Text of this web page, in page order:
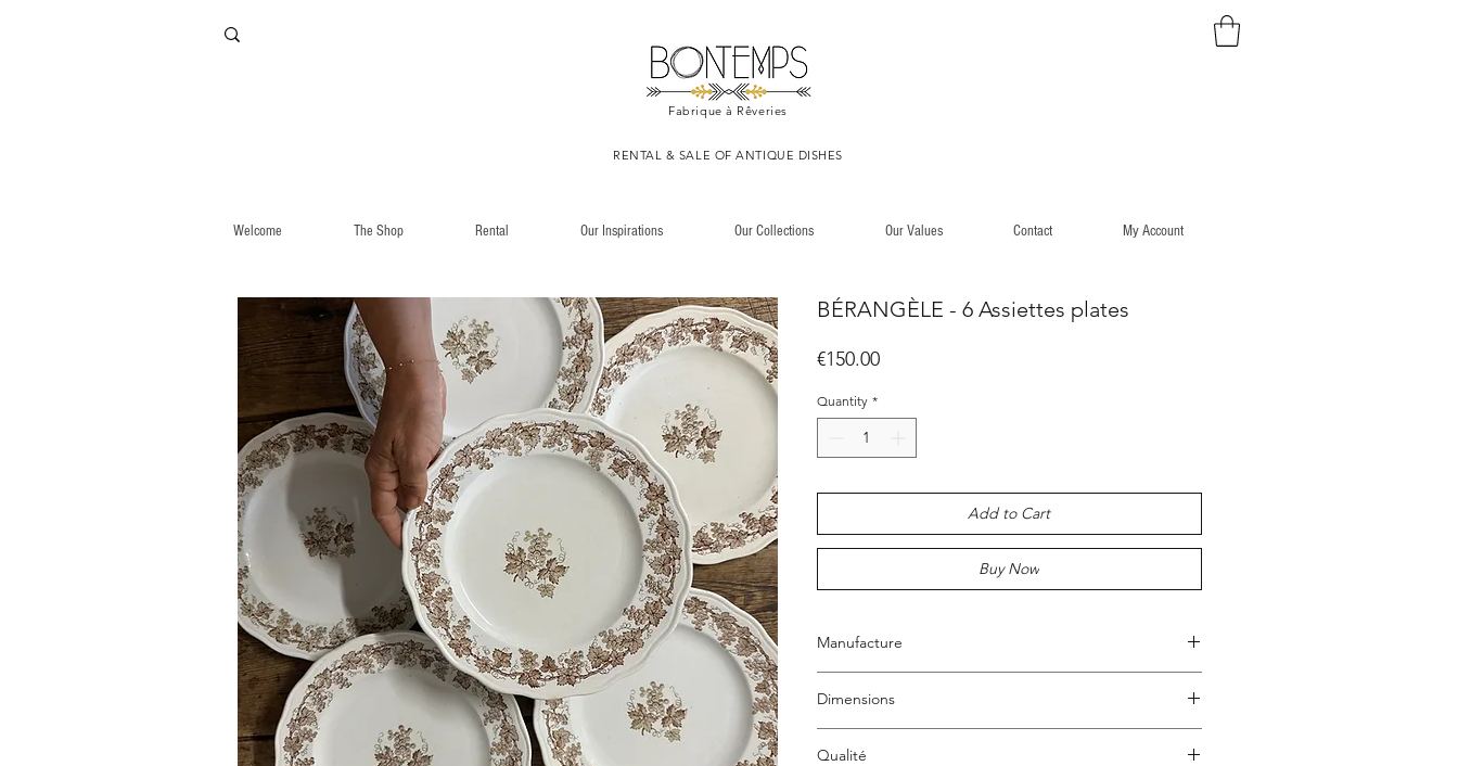
Fabrique à Rêveries
​RENTAL & SALE OF ANTIQUE DISHES
Welcome The Shop Rental Our Inspirations Our Collections Our Values Contact My Account
BÉRANGÈLE - 6 Assiettes plates
€150.00Price
Quantity *
Add to Cart
Buy Now
Manufacture
Dimensions
Qualité